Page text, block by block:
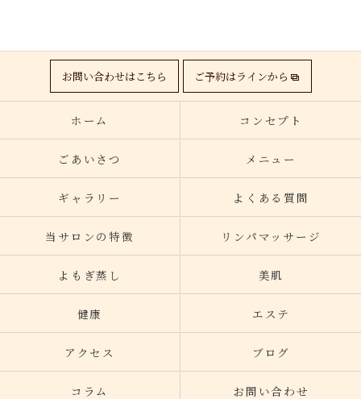
お問い合わせはこちら ご予約はラインから
ホーム コンセプト
ごあいさつ メニュー
ギャラリー よくある質問
当サロンの特徴 リンパマッサージ
よもぎ蒸し 美肌
健康 エステ
アクセス ブログ
コラム お問い合わせ